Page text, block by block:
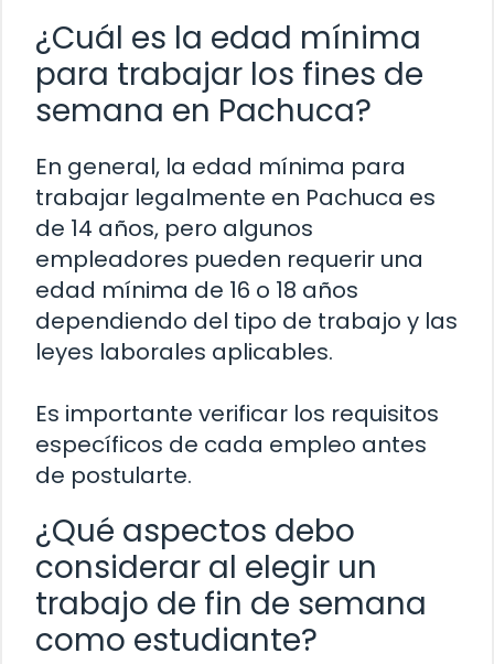
¿Cuál es la edad mínima
para trabajar los fines de
semana en Pachuca?
En general, la edad mínima para
trabajar legalmente en Pachuca es
de 14 años, pero algunos
empleadores pueden requerir una
edad mínima de 16 o 18 años
dependiendo del tipo de trabajo y las
leyes laborales aplicables.
Es importante verificar los requisitos
específicos de cada empleo antes
de postularte.
¿Qué aspectos debo
considerar al elegir un
trabajo de fin de semana
como estudiante?